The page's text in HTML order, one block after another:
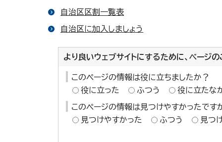
自治区区割一覧表
自治区に加入しましょう
より良いウェブサイトにするために、ページ
このページの情報は役に立ちましたか？
役に立った
ふつう 役に立たな
このページの情報は見つけやすかったです
見つけやすかった
ふつう 見つ